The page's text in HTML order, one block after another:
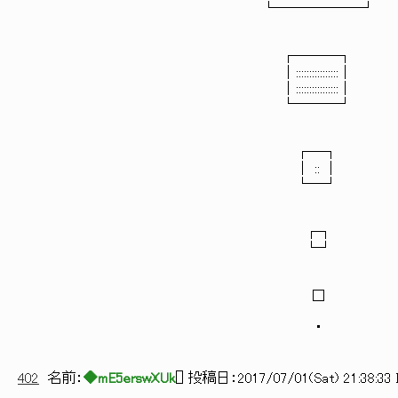
└──────┘
┌───┐
│::::::::::::::::│
│::::::::::::::::│
└───┘
┌─┐
│ :: │
└─┘
┌┐
└┘
・
402 名前： ◆mE5erswXUk[ ] 投稿日： 2017/07/01(Sat) 21:38:33